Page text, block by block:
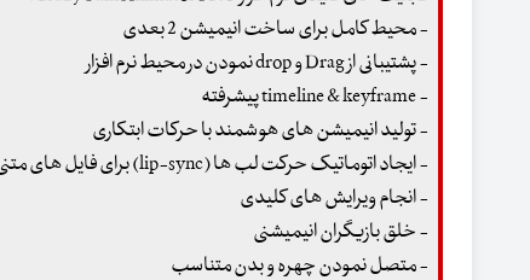
- محیط کامل برای ساخت انیمیشن 2 بعدی
- پشتیبانی از Drag و drop نمودن در محیط نرم افزار
- timeline & keyframe پیشرفته
- تولید انیمیشن های هوشمند با حرکات ابتکاری
- ایجاد اتوماتیک حرکت لب ها (lip-sync) برای فایل های متنی و صوتی
- انجام ویرایش های کلیدی
- خلق بازیگران انیمیشنی
- متصل نمودن چهره و بدن متناسب